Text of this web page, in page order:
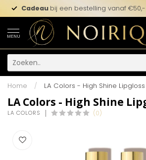
Cadeau bij een bestelling vanaf €50,-
MENU
Home / LA Colors - High Shine
LA Colors - High Shine
LA COLORS (0)